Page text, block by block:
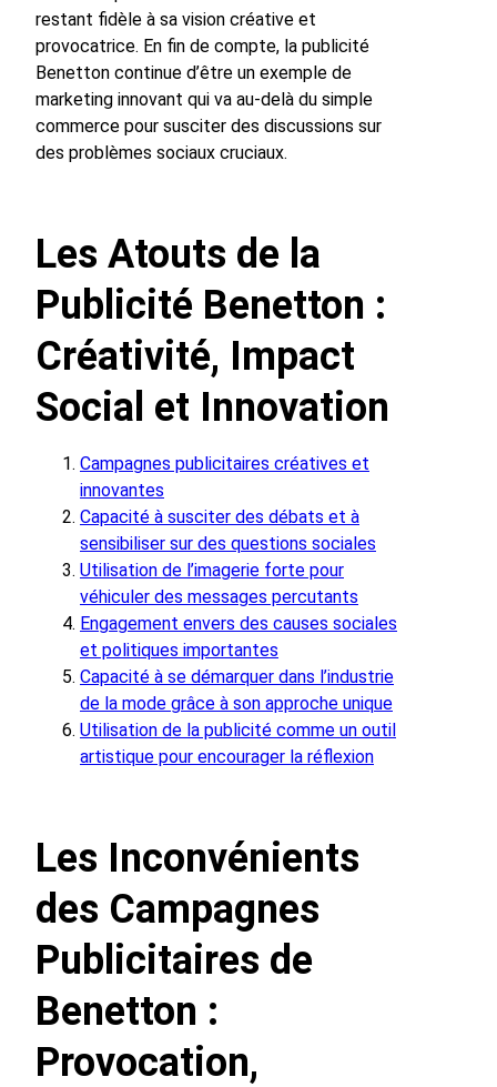
restant fidèle à sa vision créative et
provocatrice. En fin de compte, la publicité
Benetton continue d’être un exemple de
marketing innovant qui va au-delà du simple
commerce pour susciter des discussions sur
des problèmes sociaux cruciaux.
Les Atouts de la
Publicité Benetton :
Créativité, Impact
Social et Innovation
Campagnes publicitaires créatives et
innovantes
Capacité à susciter des débats et à
sensibiliser sur des questions sociales
Utilisation de l’imagerie forte pour
véhiculer des messages percutants
Engagement envers des causes sociales
et politiques importantes
Capacité à se démarquer dans l’industrie
de la mode grâce à son approche unique
Utilisation de la publicité comme un outil
artistique pour encourager la réflexion
Les Inconvénients
des Campagnes
Publicitaires de
Benetton :
Provocation,